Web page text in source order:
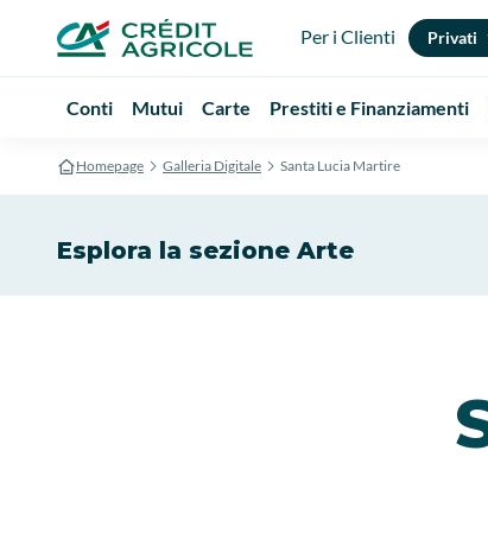
Per i Clienti Privati
Conti Mutui Carte Prestiti e Finanziamenti
Homepage Galleria Digitale Santa Lucia Martire
Esplora la sezione Arte